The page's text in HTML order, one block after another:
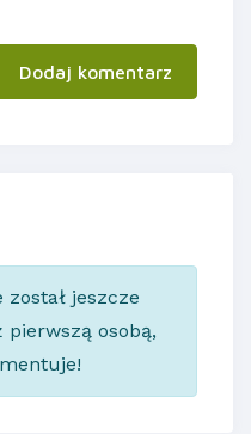
Dodaj komentarz
jeszcze
pierwszą osobą,